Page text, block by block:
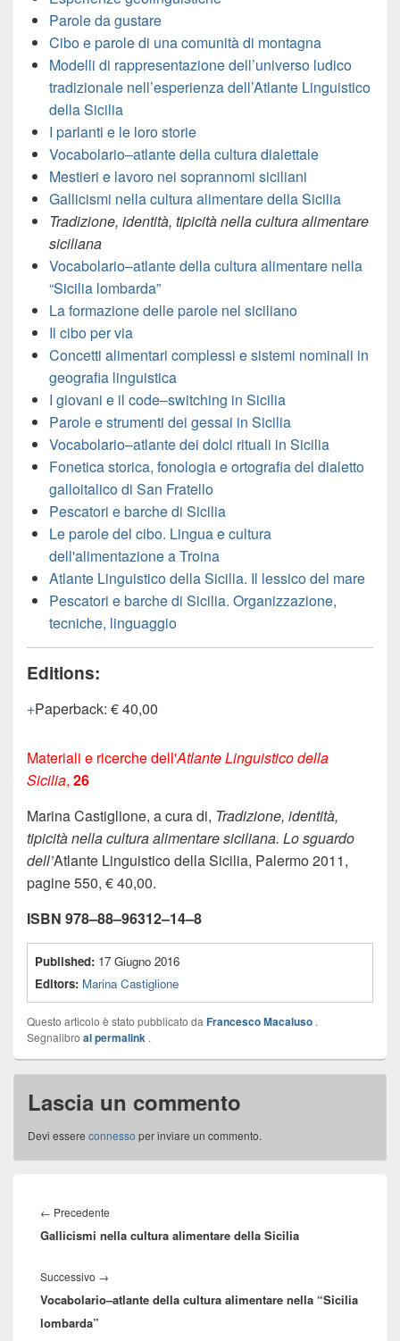
Parole da gustare
Cibo e parole di una comunità di montagna
Modelli di rappresentazione dell’universo ludico
tradizionale nell’esperienza dell’Atlante Linguistico
della Sicilia
I parlanti e le loro storie
Vocabolario–atlante della cultura dialettale
Mestieri e lavoro nei soprannomi siciliani
Gallicismi nella cultura alimentare della Sicilia
Tradizione, identità, tipicità nella cultura alimentare
siciliana
Vocabolario–atlante della cultura alimentare nella
“Sicilia lombarda”
La formazione delle parole nel siciliano
Il cibo per via
Concetti alimentari complessi e sistemi nominali in
geografia linguistica
I giovani e il code–switching in Sicilia
Parole e strumenti dei gessai in Sicilia
Vocabolario–atlante dei dolci rituali in Sicilia
Fonetica storica, fonologia e ortografia del dialetto
galloitalico di San Fratello
Pescatori e barche di Sicilia
Le parole del cibo. Lingua e cultura
dell'alimentazione a Troina
Atlante Linguistico della Sicilia. Il lessico del mare
Pescatori e barche di Sicilia. Organizzazione,
tecniche, linguaggio
Editions:
Paperback: € 40,00
Materiali e ricerche dell'Atlante Linguistico della
Sicilia, 26
Marina Castiglione, a cura di, Tradizione, identità,
tipicità nella cultura alimentare siciliana. Lo sguardo
dell’Atlante Linguistico della Sicilia, Palermo 2011,
pagine 550, € 40,00.
ISBN 978–88–96312–14–8
Published: 17 Giugno 2016
Editors: Marina Castiglione
Questo articolo è stato pubblicato da Francesco Macaluso .
Segnalibro al permalink .
Lascia un commento
Devi essere connesso per inviare un commento.
articoli
← Precedente
precedente:
Gallicismi nella cultura alimentare della Sicilia
Successivo →
successivo:
Vocabolario–atlante della cultura alimentare nella “Sicilia
lombarda”